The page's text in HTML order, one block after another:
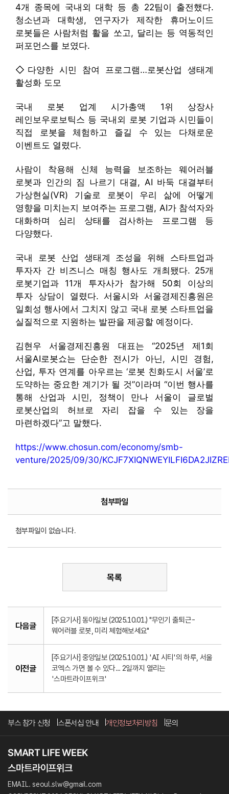
4개 종목에 국내외 대학 등 총 22팀이 출전했다.
청소년과 대학생, 연구자가 제작한 휴머노이드
로봇들은 사람처럼 활을 쏘고, 달리는 등 역동적인
퍼포먼스를 보였다.
◇다양한 시민 참여 프로그램…로봇산업 생태계
활성화 도모
국내 로봇 업계 시가총액 1위 상장사
레인보우로보틱스 등 국내외 로봇 기업과 시민들이
직접 로봇을 체험하고 즐길 수 있는 다채로운
이벤트도 열렸다.
사람이 착용해 신체 능력을 보조하는 웨어러블
로봇과 인간의 짐 나르기 대결, AI 바둑 대결부터
가상현실(VR) 기술로 로봇이 우리 삶에 어떻게
영향을 미치는지 보여주는 프로그램, AI가 참석자와
대화하며 심리 상태를 검사하는 프로그램 등
다양했다.
국내 로봇 산업 생태계 조성을 위해 스타트업과
투자자 간 비즈니스 매칭 행사도 개최됐다. 25개
로봇기업과 11개 투자사가 참가해 50회 이상의
투자 상담이 열렸다. 서울시와 서울경제진흥원은
일회성 행사에서 그치지 않고 국내 로봇 스타트업을
실질적으로 지원하는 발판을 제공할 예정이다.
김현우 서울경제진흥원 대표는 “2025년 제1회
서울AI로봇쇼는 단순한 전시가 아닌, 시민 경험,
산업, 투자 연계를 아우르는 ‘로봇 친화도시 서울’로
도약하는 중요한 계기가 될 것”이라며 “이번 행사를
통해 산업과 시민, 정책이 만나 서울이 글로벌
로봇산업의 허브로 자리 잡을 수 있는 장을
마련하겠다”고 말했다.
https://www.chosun.com/economy/smb-
venture/2025/09/30/
첨부파일
첨부파일이 없습니다.
목록
다음글
[주요기사] 동아일보 (2025.10.01.) "무인기 출퇴근-
웨어러블 로봇, 미리 체험해보세요"
이전글
[주요기사] 중앙일보 (2025.10.01.) 'AI 시티'의 하루, 서울
코엑스 가면 볼 수 있다... 2일까지 열리는
'스마트라이프위크'
부스 참가 신청 스폰서십 안내 개인정보처리방침 문의
EMAIL. seoul.slw@gmail.com